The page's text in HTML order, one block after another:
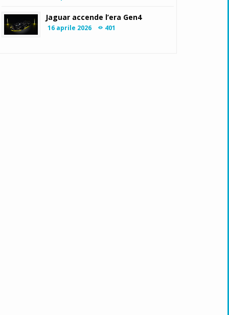
Jaguar accende l’era Gen4
16 aprile 2026 401